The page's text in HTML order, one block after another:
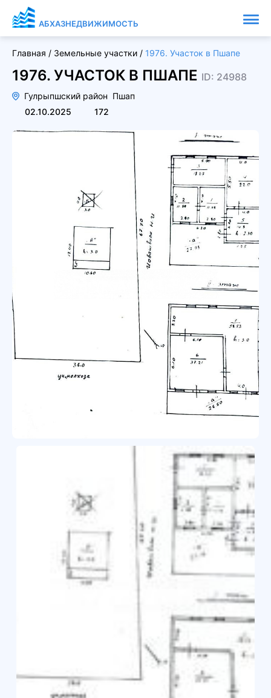
АБХАЗНЕДВИЖИМОСТЬ
Главная / Земельные участки / 1976. Участок в Пшапе
1976. УЧАСТОК В ПШАПЕ ID: 24988
Гулрыпшский район Пшап
02.10.2025
172